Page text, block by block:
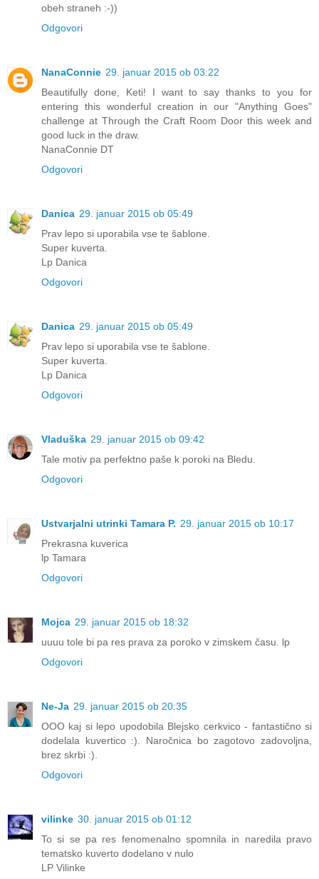
obeh straneh :-))
Odgovori
NanaConnie 29. januar 2015 ob 03:22
Beautifully done, Keti! I want to say thanks to you for
entering this wonderful creation in our "Anything Goes"
challenge at Through the Craft Room Door this week and
good luck in the draw.
NanaConnie DT
Odgovori
Danica 29. januar 2015 ob 05:49
Prav lepo si uporabila vse te šablone.
Super kuverta.
Lp Danica
Odgovori
Danica 29. januar 2015 ob 05:49
Prav lepo si uporabila vse te šablone.
Super kuverta.
Lp Danica
Odgovori
Vladuška 29. januar 2015 ob 09:42
Tale motiv pa perfektno paše k poroki na Bledu.
Odgovori
Ustvarjalni utrinki Tamara P. 29. januar 2015 ob 10:17
Prekrasna kuverica
lp Tamara
Odgovori
Mojca 29. januar 2015 ob 18:32
uuuu tole bi pa res prava za poroko v zimskem času. lp
Odgovori
Ne-Ja 29. januar 2015 ob 20:35
OOO kaj si lepo upodobila Blejsko cerkvico - fantastično si
dodelala kuvertico :). Naročnica bo zagotovo zadovoljna,
brez skrbi :).
Odgovori
vilinke 30. januar 2015 ob 01:12
To si se pa res fenomenalno spomnila in naredila pravo
tematsko kuverto dodelano v nulo
LP Vilinke